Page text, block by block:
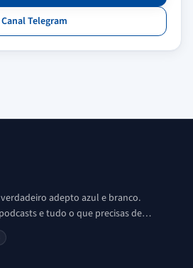
Canal Telegram
adepto azul e branco.
e tudo o que precisas de
Ser Porto é aqui!